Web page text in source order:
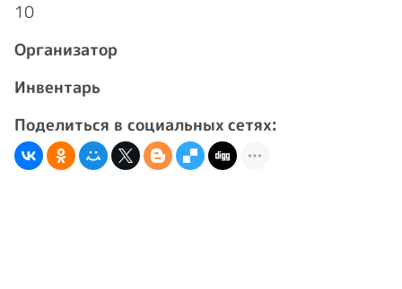
10
Организатор
Инвентарь
Поделиться в социальных сетях: